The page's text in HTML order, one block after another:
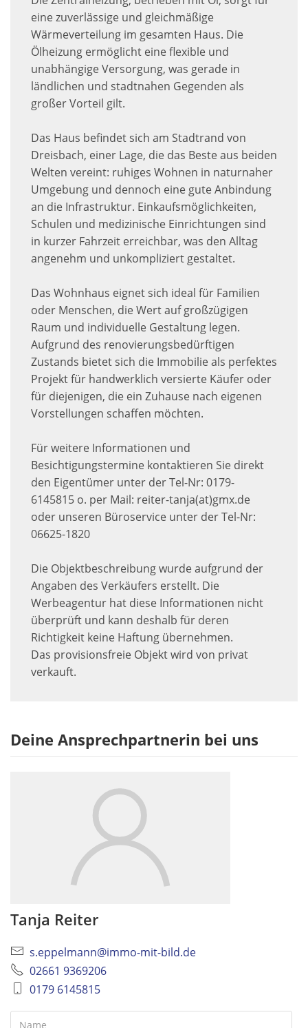
eine zuverlässige und gleichmäßige
Wärmeverteilung im gesamten Haus. Die
Ölheizung ermöglicht eine flexible und
unabhängige Versorgung, was gerade in
ländlichen und stadtnahen Gegenden als
großer Vorteil gilt.
Das Haus befindet sich am Stadtrand von
Dreisbach, einer Lage, die das Beste aus beiden
Welten vereint: ruhiges Wohnen in naturnaher
Umgebung und dennoch eine gute Anbindung
an die Infrastruktur. Einkaufsmöglichkeiten,
Schulen und medizinische Einrichtungen sind
in kurzer Fahrzeit erreichbar, was den Alltag
angenehm und unkompliziert gestaltet.
Das Wohnhaus eignet sich ideal für Familien
oder Menschen, die Wert auf großzügigen
Raum und individuelle Gestaltung legen.
Aufgrund des renovierungsbedürftigen
Zustands bietet sich die Immobilie als perfektes
Projekt für handwerklich versierte Käufer oder
für diejenigen, die ein Zuhause nach eigenen
Vorstellungen schaffen möchten.
Für weitere Informationen und
Besichtigungstermine kontaktieren Sie direkt
den Eigentümer unter der Tel-Nr: 0179-
6145815 o. per Mail: reiter-tanja(at)gmx.de
oder unseren Büroservice unter der Tel-Nr:
06625-1820
Die Objektbeschreibung wurde aufgrund der
Angaben des Verkäufers erstellt. Die
Werbeagentur hat diese Informationen nicht
überprüft und kann deshalb für deren
Richtigkeit keine Haftung übernehmen.
Das provisionsfreie Objekt wird von privat
verkauft.
Deine Ansprechpartnerin bei uns
Tanja Reiter
s.eppelmann@immo-mit-bild.de
02661 9369206
0179 6145815